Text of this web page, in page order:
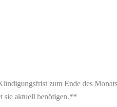
zum Ende des
sie aktuell benötigen.**